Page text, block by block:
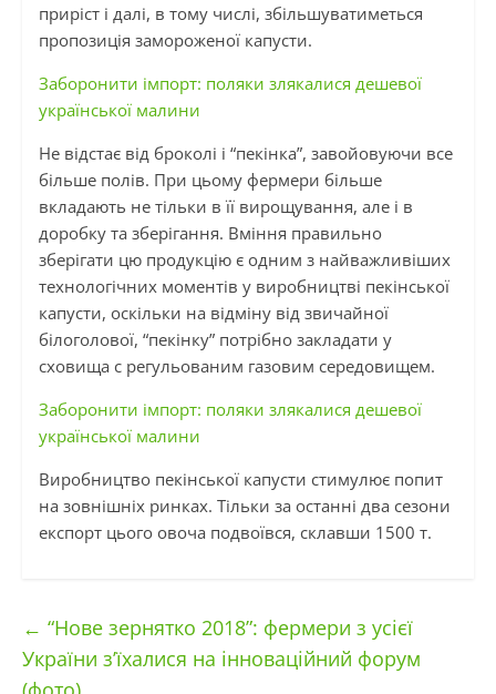
приріст і далі, в тому числі, збільшуватиметься
пропозиція замороженої капусти.
Заборонити імпорт: поляки злякалися дешевої
української малини
Не відстає від броколі і “пекінка”, завойовуючи все
більше полів. При цьому фермери більше
вкладають не тільки в її вирощування, але і в
доробку та зберігання. Вміння правильно
зберігати цю продукцію є одним з найважливіших
технологічних моментів у виробництві пекінської
капусти, оскільки на відміну від звичайної
білоголової, “пекінку” потрібно закладати у
сховища с регульованим газовим середовищем.
Заборонити імпорт: поляки злякалися дешевої
української малини
Виробництво пекінської капусти стимулює попит
на зовнішніх ринках. Тільки за останні два сезони
експорт цього овоча подвоївся, склавши 1500 т.
← “Нове зернятко 2018”: фермери з усієї
України з’їхалися на інноваційний форум